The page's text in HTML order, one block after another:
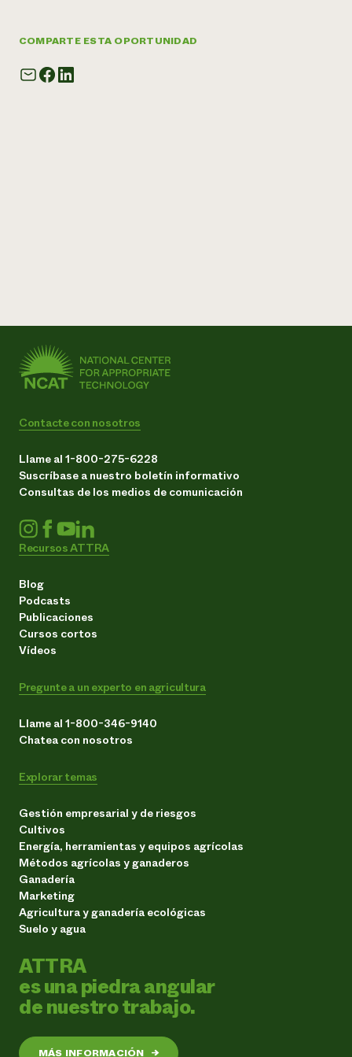
COMPARTE ESTA OPORTUNIDAD
Contacte con nosotros
Llame al 1-800-275-6228
Suscríbase a nuestro boletín informativo
Consultas de los medios de comunicación
Recursos ATTRA
Blog
Podcasts
Publicaciones
Cursos cortos
Vídeos
Pregunte a un experto en agricultura
Llame al 1-800-346-9140
Chatea con nosotros
Explorar temas
Gestión empresarial y de riesgos
Cultivos
Energía, herramientas y equipos agrícolas
Métodos agrícolas y ganaderos
Ganadería
Marketing
Agricultura y ganadería ecológicas
Suelo y agua
ATTRA
es una piedra angular
de nuestro trabajo.
MÁS INFORMACIÓN →